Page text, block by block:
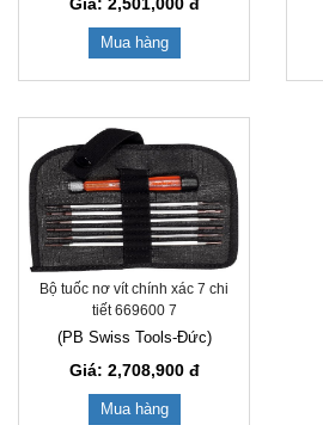
Giá: 2,501,000đ
Mua hàng
Bộ tuốc nơ vít chính xác 7 chi
tiết 669600 7
(PB Swiss Tools-Đức)
Giá: 2,708,900đ
Mua hàng